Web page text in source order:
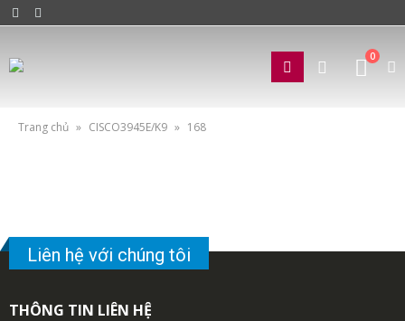
0
Trang chủ » CISCO3945E/K9 » 168
Liên hệ với chúng tôi
THÔNG TIN LIÊN HỆ